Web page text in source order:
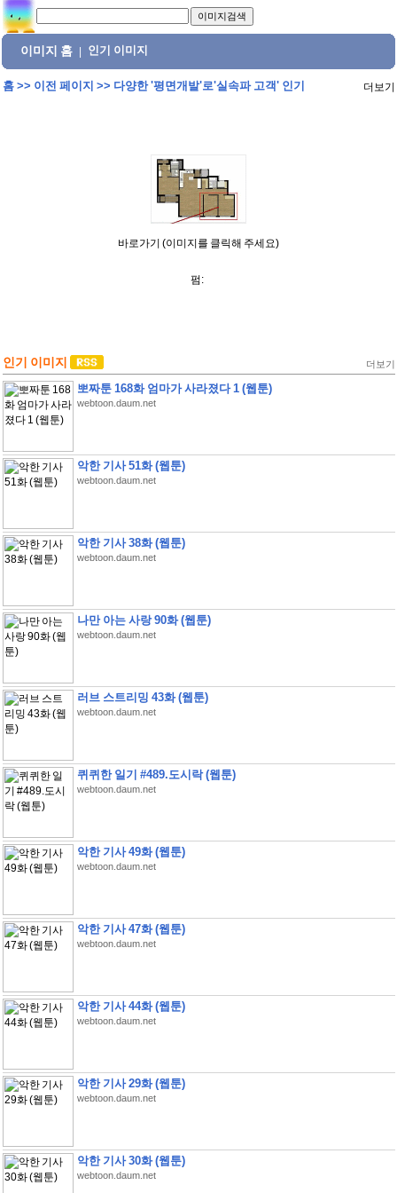
이미지 홈 인기 이미지
홈>> 이전 페이지 >> 다양한 '평면개발'로'실속파 고객' 인기 더보기
바로가기 (이미지를 클릭해 주세요)
펌:
인기 이미지 더보기
뽀짜툰 168화 엄마가 사라졌다 1 (웹툰)
webtoon.daum.net
악한 기사 51화 (웹툰)
webtoon.daum.net
악한 기사 38화 (웹툰)
webtoon.daum.net
나만 아는 사랑 90화 (웹툰)
webtoon.daum.net
러브 스트리밍 43화 (웹툰)
webtoon.daum.net
퀴퀴한 일기 #489.도시락 (웹툰)
webtoon.daum.net
악한 기사 49화 (웹툰)
webtoon.daum.net
악한 기사 47화 (웹툰)
webtoon.daum.net
악한 기사 44화 (웹툰)
webtoon.daum.net
악한 기사 29화 (웹툰)
webtoon.daum.net
악한 기사 30화 (웹툰)
webtoon.daum.net